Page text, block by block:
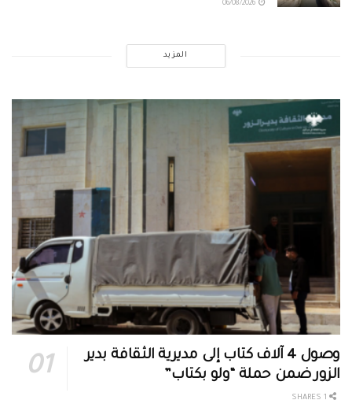
المزيد
وصول 4 آلاف كتاب إلى مديرية الثقافة بدير
الزور ضمن حملة “ولو بكتاب”